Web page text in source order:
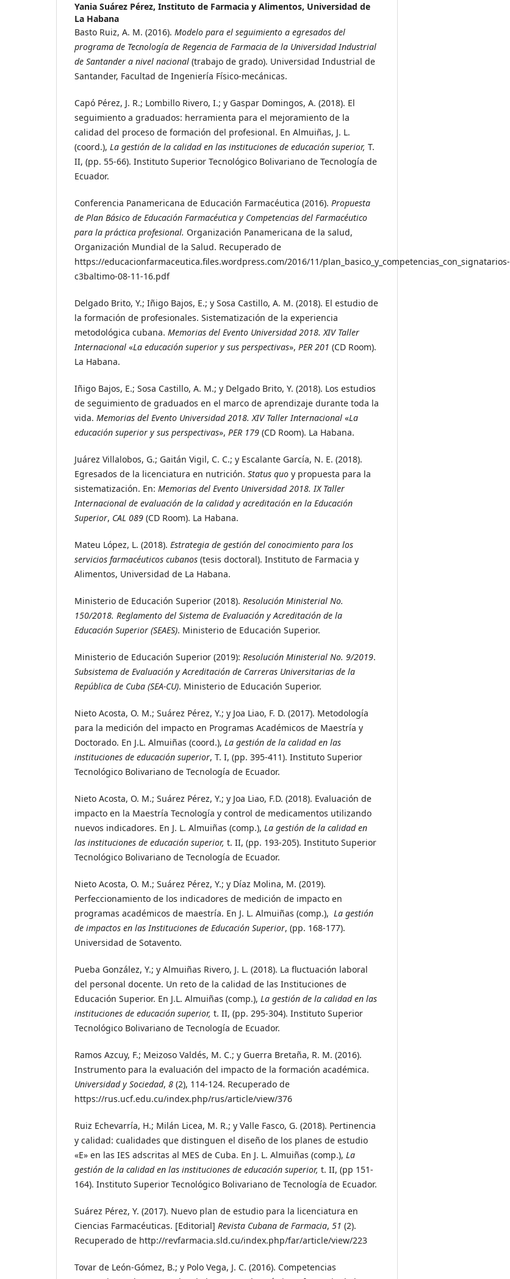
Yania Suárez Pérez, Instituto de Farmacia y Alimentos, Universidad de
La Habana
Basto Ruiz, A. M. (2016). Modelo para el seguimiento a egresados del
programa de Tecnología de Regencia de Farmacia de la Universidad Industrial
de Santander a nivel nacional (trabajo de grado). Universidad Industrial de
Santander, Facultad de Ingeniería Físico-mecánicas.
Capó Pérez, J. R.; Lombillo Rivero, I.; y Gaspar Domingos, A. (2018). El
seguimiento a graduados: herramienta para el mejoramiento de la
calidad del proceso de formación del profesional. En Almuiñas, J. L.
(coord.), La gestión de la calidad en las instituciones de educación superior, T.
II, (pp. 55-66). Instituto Superior Tecnológico Bolivariano de Tecnología de
Ecuador.
Conferencia Panamericana de Educación Farmacéutica (2016). Propuesta
de Plan Básico de Educación Farmacéutica y Competencias del Farmacéutico
para la práctica profesional. Organización Panamericana de la salud,
Organización Mundial de la Salud. Recuperado de
https://educacionfarmaceutica.files.wordpress.com/2016/11/plan_basico_y_competencias_con_signatarios-
c3baltimo-08-11-16.pdf
Delgado Brito, Y.; Iñigo Bajos, E.; y Sosa Castillo, A. M. (2018). El estudio de
la formación de profesionales. Sistematización de la experiencia
metodológica cubana. Memorias del Evento Universidad 2018. XIV Taller
Internacional «La educación superior y sus perspectivas», PER 201 (CD Room).
La Habana.
Iñigo Bajos, E.; Sosa Castillo, A. M.; y Delgado Brito, Y. (2018). Los estudios
de seguimiento de graduados en el marco de aprendizaje durante toda la
vida. Memorias del Evento Universidad 2018. XIV Taller Internacional «La
educación superior y sus perspectivas», PER 179 (CD Room). La Habana.
Juárez Villalobos, G.; Gaitán Vigil, C. C.; y Escalante García, N. E. (2018).
Egresados de la licenciatura en nutrición. Status quo y propuesta para la
sistematización. En: Memorias del Evento Universidad 2018. IX Taller
Internacional de evaluación de la calidad y acreditación en la Educación
Superior, CAL 089 (CD Room). La Habana.
Mateu López, L. (2018). Estrategia de gestión del conocimiento para los
servicios farmacéuticos cubanos (tesis doctoral). Instituto de Farmacia y
Alimentos, Universidad de La Habana.
Ministerio de Educación Superior (2018). Resolución Ministerial No.
150/2018. Reglamento del Sistema de Evaluación y Acreditación de la
Educación Superior (SEAES). Ministerio de Educación Superior.
Ministerio de Educación Superior (2019): Resolución Ministerial No. 9/2019.
Subsistema de Evaluación y Acreditación de Carreras Universitarias de la
República de Cuba (SEA-CU). Ministerio de Educación Superior.
Nieto Acosta, O. M.; Suárez Pérez, Y.; y Joa Liao, F. D. (2017). Metodología
para la medición del impacto en Programas Académicos de Maestría y
Doctorado. En J.L. Almuiñas (coord.), La gestión de la calidad en las
instituciones de educación superior, T. I, (pp. 395-411). Instituto Superior
Tecnológico Bolivariano de Tecnología de Ecuador.
Nieto Acosta, O. M.; Suárez Pérez, Y.; y Joa Liao, F.D. (2018). Evaluación de
impacto en la Maestría Tecnología y control de medicamentos utilizando
nuevos indicadores. En J. L. Almuiñas (comp.), La gestión de la calidad en
las instituciones de educación superior, t. II, (pp. 193-205). Instituto Superior
Tecnológico Bolivariano de Tecnología de Ecuador.
Nieto Acosta, O. M.; Suárez Pérez, Y.; y Díaz Molina, M. (2019).
Perfeccionamiento de los indicadores de medición de impacto en
programas académicos de maestría. En J. L. Almuiñas (comp.), La gestión
de impactos en las Instituciones de Educación Superior, (pp. 168-177).
Universidad de Sotavento.
Pueba González, Y.; y Almuiñas Rivero, J. L. (2018). La fluctuación laboral
del personal docente. Un reto de la calidad de las Instituciones de
Educación Superior. En J.L. Almuiñas (comp.), La gestión de la calidad en las
instituciones de educación superior, t. II, (pp. 295-304). Instituto Superior
Tecnológico Bolivariano de Tecnología de Ecuador.
Ramos Azcuy, F.; Meizoso Valdés, M. C.; y Guerra Bretaña, R. M. (2016).
Instrumento para la evaluación del impacto de la formación académica.
Universidad y Sociedad, 8 (2), 114-124. Recuperado de
https://rus.ucf.edu.cu/index.php/rus/article/view/376
Ruiz Echevarría, H.; Milán Licea, M. R.; y Valle Fasco, G. (2018). Pertinencia
y calidad: cualidades que distinguen el diseño de los planes de estudio
«E» en las IES adscritas al MES de Cuba. En J. L. Almuiñas (comp.), La
gestión de la calidad en las instituciones de educación superior, t. II, (pp 151-
164). Instituto Superior Tecnológico Bolivariano de Tecnología de Ecuador.
Suárez Pérez, Y. (2017). Nuevo plan de estudio para la licenciatura en
Ciencias Farmacéuticas. [Editorial] Revista Cubana de Farmacia, 51 (2).
Recuperado de http://revfarmacia.sld.cu/index.php/far/article/view/223
Tovar de León-Gómez, B.; y Polo Vega, J. C. (2016). Competencias